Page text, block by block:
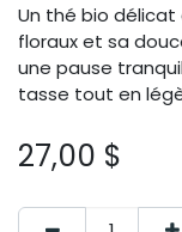
Un thé bio
floraux et sa
une pause
tasse tout en
27,00 $